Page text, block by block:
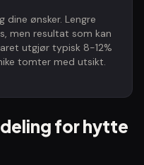
ønsker. Lengre
men resultat som kan
utgjør typisk 8-12%
tomter med utsikt.
for hytte